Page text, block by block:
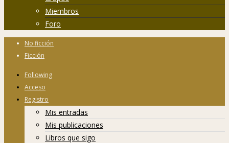
Miembros
Foro
No ficción
Ficción
Following
Acceso
Registro
Mis entradas
Mis publicaciones
Libros que sigo